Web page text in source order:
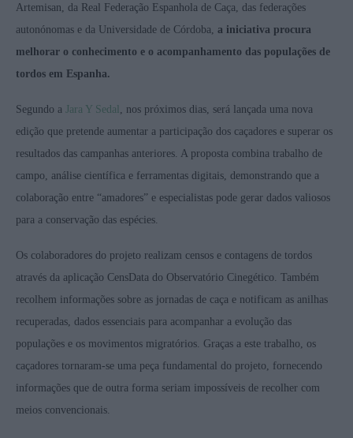
Artemisan, da Real Federação Espanhola de Caça, das federações
autonónomas e da Universidade de Córdoba, a iniciativa procura
melhorar o conhecimento e o acompanhamento das populações de
tordos em Espanha.
Segundo a Jara Y Sedal
, nos próximos dias, será lançada uma nova
edição que pretende aumentar a participação dos caçadores e superar os
resultados das campanhas anteriores. A proposta combina trabalho de
campo, análise científica e ferramentas digitais, demonstrando que a
colaboração entre “amadores” e especialistas pode gerar dados valiosos
para a conservação das espécies.
Os colaboradores do projeto realizam censos e contagens de tordos
através da aplicação CensData do Observatório Cinegético. Também
recolhem informações sobre as jornadas de caça e notificam as anilhas
recuperadas, dados essenciais para acompanhar a evolução das
populações e os movimentos migratórios. Graças a este trabalho, os
caçadores tornaram-se uma peça fundamental do projeto, fornecendo
informações que de outra forma seriam impossíveis de recolher com
meios convencionais.